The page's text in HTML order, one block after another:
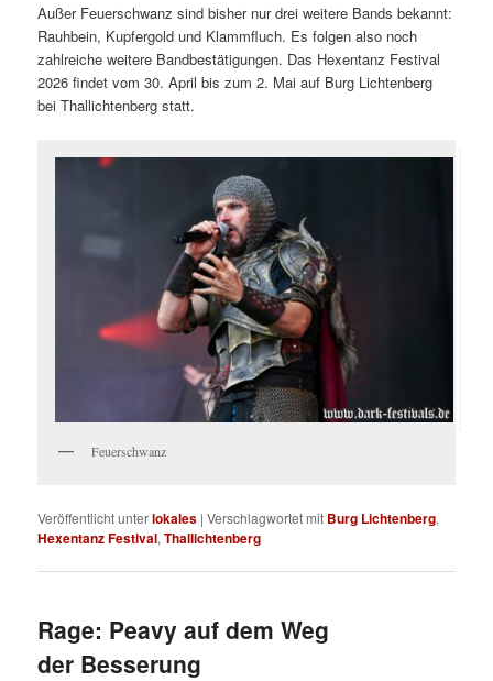
Außer Feuerschwanz sind bisher nur drei weitere Bands bekannt:
Rauhbein, Kupfergold und Klammfluch. Es folgen also noch
zahlreiche weitere Bandbestätigungen. Das Hexentanz Festival
2026 findet vom 30. April bis zum 2. Mai auf Burg Lichtenberg
bei Thallichtenberg statt.
Feuerschwanz
Veröffentlicht unterlokales |Verschlagwortet mit Burg Lichtenberg,
Hexentanz Festival,Thallichtenberg
Rage: Peavy auf dem Weg
der Besserung